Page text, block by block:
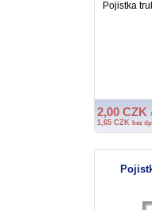
Pojistka
2,00 CZK
1,65 CZK bez